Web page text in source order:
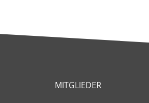
MITGLIEDER